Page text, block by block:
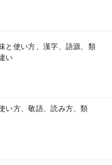
と使い方、漢字、語源、類
い
い方、敬語、読み方、類